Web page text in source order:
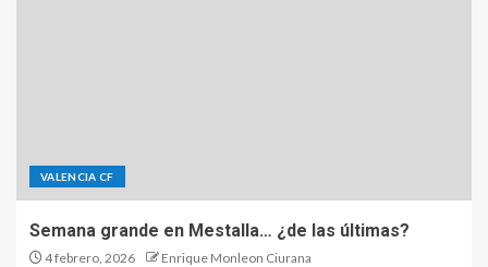
VALENCIA CF
Semana grande en Mestalla… ¿de las últimas?
4 febrero, 2026 Enrique Monleon Ciurana